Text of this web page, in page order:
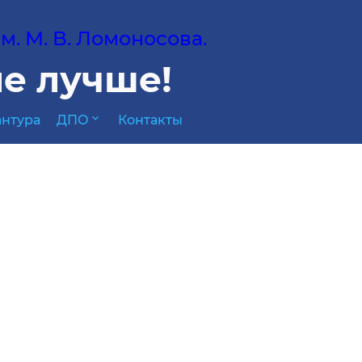
М. В. Ломоносова.
лучше!
ДПО expand_more Контакты